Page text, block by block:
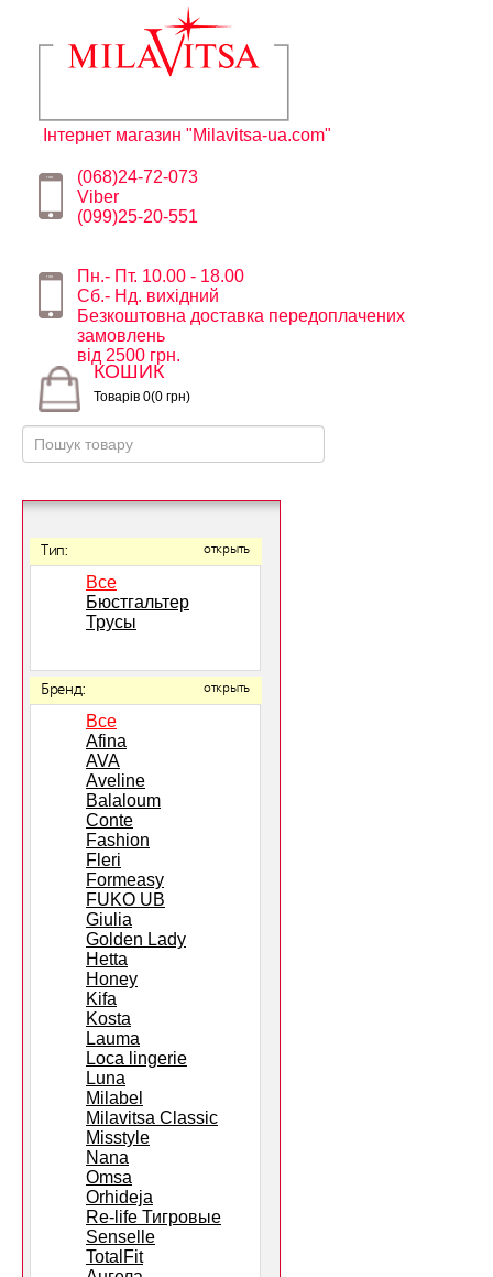
Інтернет магазин "Milavitsa-ua.com"
(068)24-72-073
Viber
(099)25-20-551
Пн.- Пт. 10.00 - 18.00
Сб.- Нд. вихідний
Безкоштовна доставка передоплачених
замовлень
від 2500 грн.
КОШИК
Товарів 0(0 грн)
Тип: открыть
Все
Бюстгальтер
Трусы
Бренд: открыть
Все
Afina
AVA
Aveline
Balaloum
Conte
Fashion
Fleri
Formeasy
FUKO UB
Giulia
Golden Lady
Hetta
Honey
Kifa
Kosta
Lauma
Loca lingerie
Luna
Milabel
Milavitsa Classic
Misstyle
Nana
Omsa
Orhideja
Re-life Тигровые
Senselle
TotalFit